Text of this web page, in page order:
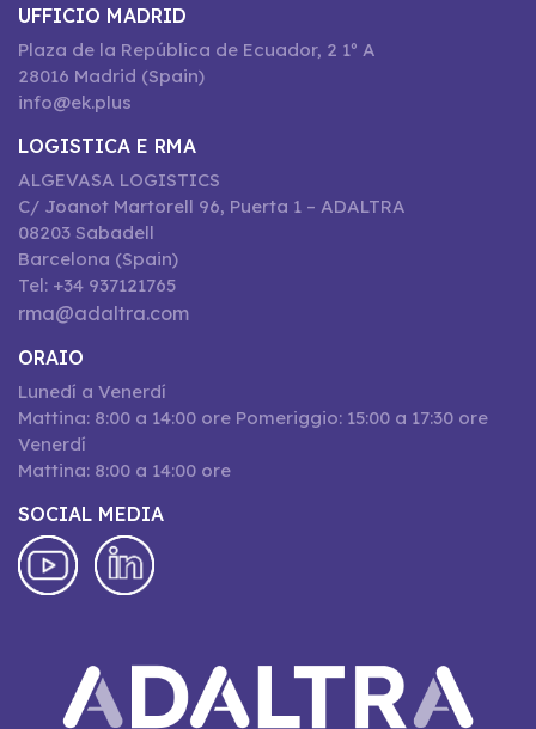
UFFICIO MADRID
Plaza de la República de Ecuador, 2 1º A
28016 Madrid (Spain)
info@ek.plus
LOGISTICA E RMA
ALGEVASA LOGISTICS
C/ Joanot Martorell 96, Puerta 1 – ADALTRA
08203 Sabadell
Barcelona (Spain)
Tel: +34 937121765
rma@adaltra.com
ORAIO
Lunedí a Venerdí
Mattina: 8:00 a 14:00 ore Pomeriggio: 15:00 a 17:30 ore
Venerdí
Mattina: 8:00 a 14:00 ore
SOCIAL MEDIA